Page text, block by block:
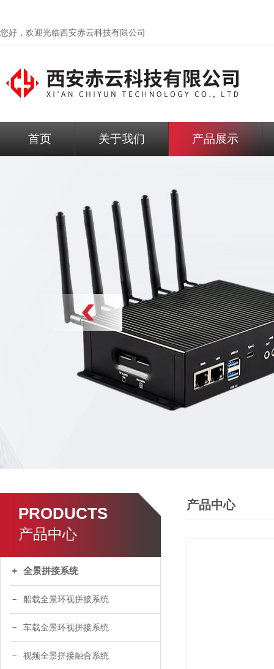
您好，欢迎光临西安赤云科技有限公司
首页 关于我们 产品展示
PRODUCTS
产品中心
全景拼接系统
船载全景环视拼接系统
车载全景环视拼接系统
视频全景拼接融合系统
产品中心